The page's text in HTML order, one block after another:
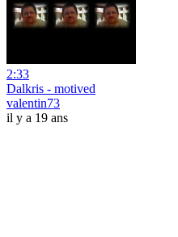
2:33
Dalkris - motived
valentin73
il y a 19 ans